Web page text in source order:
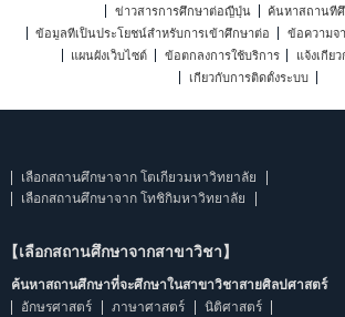
ข่าวสารการศึกษาต่อญี่ปุ่น
ค้นหาสถานที่
ข้อมูลที่เป็นประโยชน์สำหรับการเข้าศึกษาต่อ
ข้อความจ
แผนผังเว็บไซต์
ข้อตกลงการใช้บริการ
แจ้งเกี่ย
เกี่ยวกับการติดตั้งระบบ
เลือกสถานศึกษาจาก โตเกียวมหาวิทยาลัย
เลือกสถานศึกษาจาก โทชิกิมหาวิทยาลัย
【เลือกสถานศึกษาจากสาขาวิชา】
ค้นหาสถานศึกษาที่จะศึกษาในสาขาวิชาสายศิลปศาสตร์
อักษรศาสตร์
ภาษาศาสตร์
นิติศาสตร์